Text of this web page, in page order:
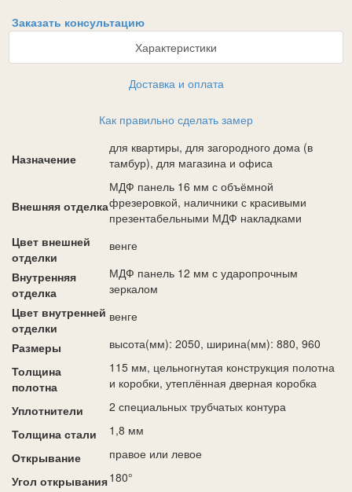
Заказать консультацию
Характеристики
Доставка и оплата
Как правильно сделать замер
Назначение
для квартиры, для загородного дома (в
тамбур), для магазина и офиса
Внешняя отделка
МДФ панель 16 мм с объёмной
фрезеровкой, наличники с красивыми
презентабельными МДФ накладками
Цвет внешней
отделки
венге
Внутренняя
отделка
МДФ панель 12 мм с ударопрочным
зеркалом
Цвет внутренней
отделки
венге
Размеры
высота(мм): 2050, ширина(мм): 880, 960
Толщина
полотна
115 мм, цельногнутая конструкция полотна
и коробки, утеплённая дверная коробка
Уплотнители
2 специальных трубчатых контура
Толщина стали
1,8 мм
Открывание
правое или левое
Угол открывания180°